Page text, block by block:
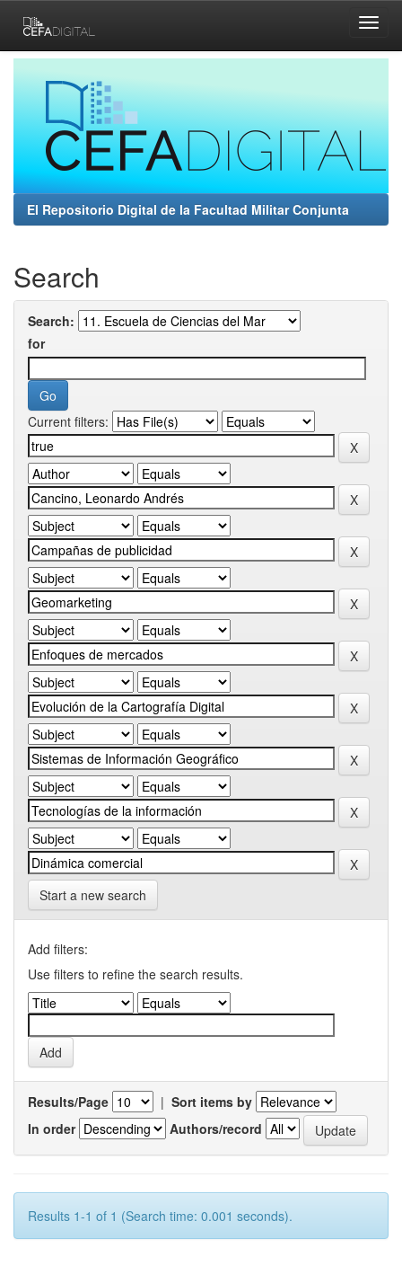
navigation
El Repositorio Digital de la Facultad Militar Conjunta
Search
Search:
for
Current filters:
Start a new search
Add filters:
Use filters to refine the search results.
Results/Page | Sort items by
In order
Authors/record
Results 1-1 of 1 (Search time: 0.001 seconds).